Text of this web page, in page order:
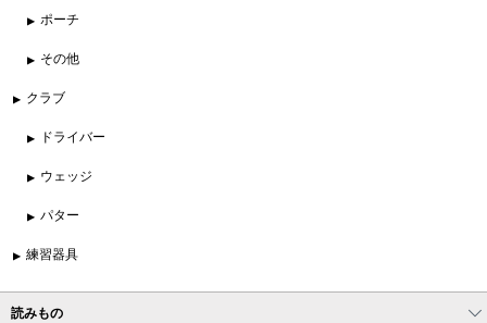
ポーチ
その他
クラブ
ドライバー
ウェッジ
パター
練習器具
読みもの